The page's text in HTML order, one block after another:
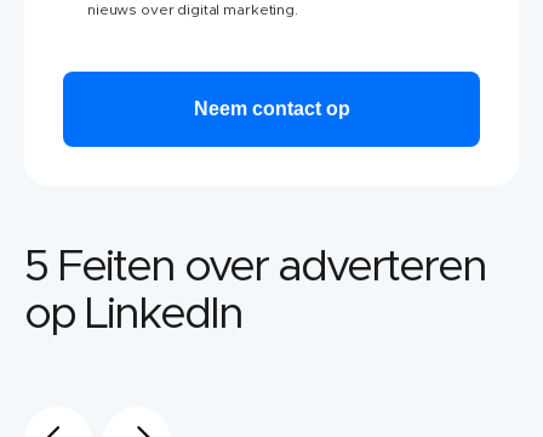
nieuws over digital marketing.
5 Feiten over adverteren
op LinkedIn